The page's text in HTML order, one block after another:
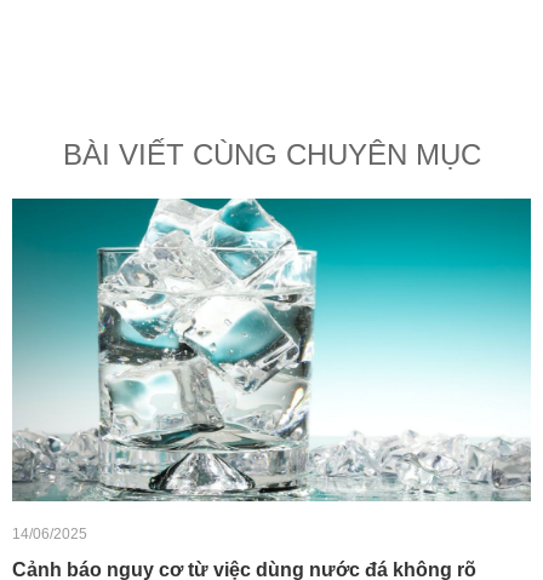
BÀI VIẾT CÙNG CHUYÊN MỤC
14/06/2025
Cảnh báo nguy cơ từ việc dùng nước đá không rõ